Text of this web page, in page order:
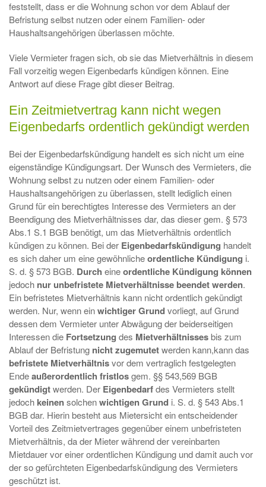
feststellt, dass er die Wohnung schon vor dem Ablauf der
Befristung selbst nutzen oder einem Familien- oder
Haushaltsangehörigen überlassen möchte.
Viele Vermieter fragen sich, ob sie das Mietverhältnis in diesem
Fall vorzeitig wegen Eigenbedarfs kündigen können. Eine
Antwort auf diese Frage gibt dieser Beitrag.
Ein Zeitmietvertrag kann nicht wegen
Eigenbedarfs ordentlich gekündigt werden
Bei der Eigenbedarfskündigung handelt es sich nicht um eine
eigenständige Kündigungsart. Der Wunsch des Vermieters, die
Wohnung selbst zu nutzen oder einem Familien- oder
Haushaltsangehörigen zu überlassen, stellt lediglich einen
Grund für ein berechtigtes Interesse des Vermieters an der
Beendigung des Mietverhältnisses dar, das dieser gem. § 573
Abs.1 S.1 BGB benötigt, um das Mietverhältnis ordentlich
kündigen zu können. Bei der Eigenbedarfskündigung handelt
es sich daher um eine gewöhnlicheordentliche Kündigung i.
S. d. § 573 BGB. Durch eineordentliche Kündigung können
jedoch nur unbefristete Mietverhältnisse beendet werden.
Ein befristetes Mietverhältnis kann nicht ordentlich gekündigt
werden. Nur, wenn einwichtiger Grundvorliegt, auf Grund
dessen dem Vermieter unter Abwägung der beiderseitigen
Interessen die Fortsetzung des Mietverhältnissesbis zum
Ablauf der Befristung nicht zugemutetwerden kann,kann das
befristete Mietverhältnisvor dem vertraglich festgelegten
Endeaußerordentlich fristlosgem. §§ 543,569 BGB
gekündigtwerden. Der Eigenbedarfdes Vermieters stellt
jedoch keinensolchenwichtigen Grund i. S. d. § 543 Abs.1
BGB dar. Hierin besteht aus Mietersicht ein entscheidender
Vorteil des Zeitmietvertrages gegenüber einem unbefristeten
Mietverhältnis, da der Mieter während der vereinbarten
Mietdauer vor einer ordentlichen Kündigung und damit auch vor
der so gefürchteten Eigenbedarfskündigung des Vermieters
geschützt ist.